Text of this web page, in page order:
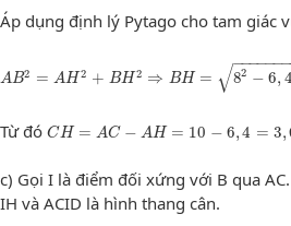
Áp dụng định lý Pytago cho tam giác
AB2 = AH2 + BH2 ⇒ BH = 82 − 6,
−−−−−−
√
A B2 H 2+B 2⇒B 82− 2=4,8cm
Từ đó CH = AC − AH = 10 − 6,4 = 3,
CH= −A 10− , 4 6 m
c) Gọi I là điểm đối xứng với B qua
IH và ACID là hình thang cân.